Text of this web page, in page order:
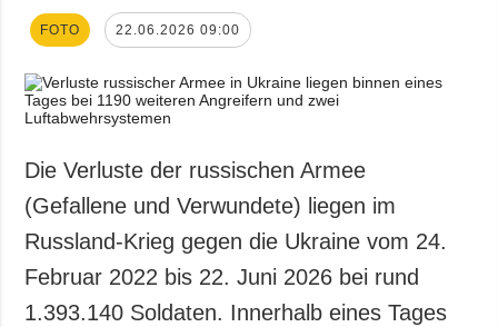
FOTO 22.06.2026 09:00
Die Verluste der russischen Armee
(Gefallene und Verwundete) liegen im
Russland-Krieg gegen die Ukraine vom 24.
Februar 2022 bis 22. Juni 2026 bei rund
1.393.140 Soldaten. Innerhalb eines Tages